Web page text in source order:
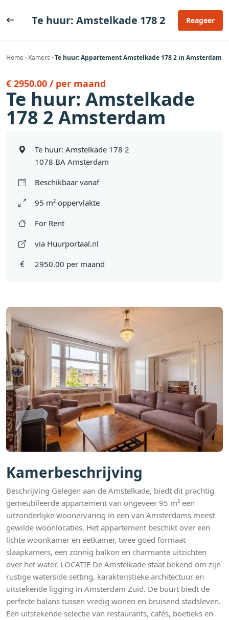
naar
Te huur: Amstelkade 178 2 Reageer
Home · Kamers ·Te huur: Appartement Amstelkade 178 2 in Amsterdam
Kamerbeschrijving
Beschrijving Gelegen aan de Amstelkade, biedt dit prachtig
gemeubileerde appartement van ongeveer 95 m² een
uitzonderlijke woonervaring in een van Amsterdams meest
gewilde woonlocaties. Het appartement beschikt over een
lichte woonkamer en eetkamer, twee goed formaat
slaapkamers, een zonnig balkon en charmante uitzichten
over het water. LOCATIE De Amstelkade staat bekend om zijn
rustige waterside setting, karakteristieke architectuur en
uitstekende ligging in Amsterdam Zuid. De buurt biedt de
perfecte balans tussen vredig wonen en bruisend stadsleven.
Een uitstekende selectie van restaurants, cafés, boetieks en
€ 2950.00 / per maand
Te huur: Amstelkade
178 2 Amsterdam
Te huur: Amstelkade 178 2
1078 BA Amsterdam
Beschikbaar vanaf
95 m² oppervlakte
For Rent
via Huurportaal.nl
2950.00 per maand